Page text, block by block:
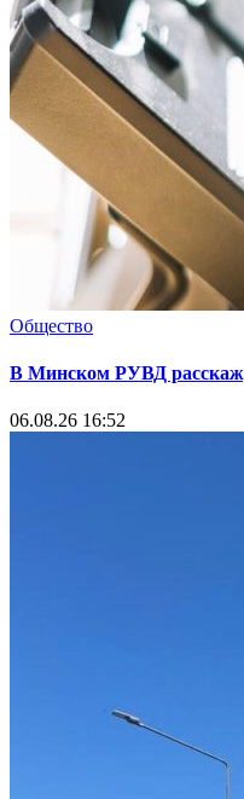
Общество
В Минском РУВД
06.08.26 16:52